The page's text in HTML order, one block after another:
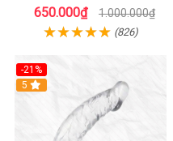
Thật
650.000₫ 1.000.000₫
(826)
-21%
Hot
5